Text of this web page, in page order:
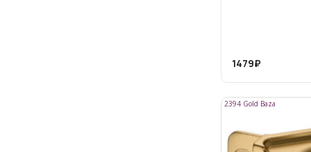
1479₽
2394 Gold Baza